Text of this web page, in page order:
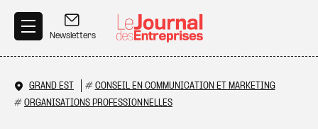
Newsletters
GRAND EST # CONSEIL EN COMMUNICATION ET MARKETING
# ORGANISATIONS PROFESSIONNELLES